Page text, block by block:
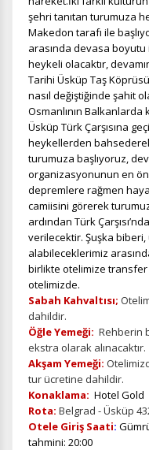
şehri tanıtan turumuza
Makedon tarafı ile
arasında devasa
heykeli olacaktır,
Tarihi Üsküp Taş
nasıl değiştiğinde şahit
Osmanlının Balkanlarda
Üsküp Türk Çarşısına
heykellerden
turumuza başlıyoruz,
organizasyonunun en
depremlere rağmen
camiisini görerek
ardından Türk
verilecektir. Şuşka biberi,
alabileceklerimiz
birlikte otelimize
otelimizde.
Sabah Kahvaltısı;
dahildir.
Öğle Yemeği: Rehberin
ekstra olarak alınacaktır.
Akşam Yemeği:
tur ücretine dahildir.
Konaklama: Hotel Gold
Rota: Belgrad - Üsküp
Otele Giriş Saati:
tahmini: 20:00